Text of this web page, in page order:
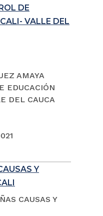
DE
VALLE DEL
AMAYA
EDUCACIÓN
DEL CAUCA
Y
CAUSAS Y